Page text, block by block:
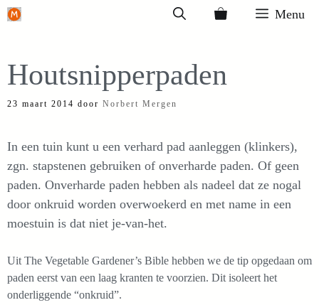
Ga
inhoud
Menu
Houtsnipperpaden
23 maart 2014 door Norbert Mergen
In een tuin kunt u een verhard pad aanleggen (klinkers),
zgn. stapstenen gebruiken of onverharde paden. Of geen
paden. Onverharde paden hebben als nadeel dat ze nogal
door onkruid worden overwoekerd en met name in een
moestuin is dat niet je-van-het.
Uit The Vegetable Gardener’s Bible hebben we de tip opgedaan om
paden eerst van een laag kranten te voorzien. Dit isoleert het
onderliggende “onkruid”.